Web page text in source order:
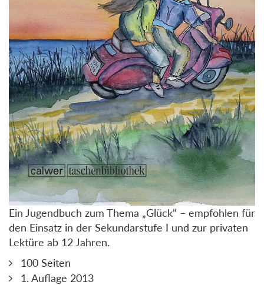
Ein Jugendbuch zum Thema „Glück“ – empfohlen für
den Einsatz in der Sekundarstufe I und zur privaten
Lektüre ab 12 Jahren.
100 Seiten
1. Auflage 2013